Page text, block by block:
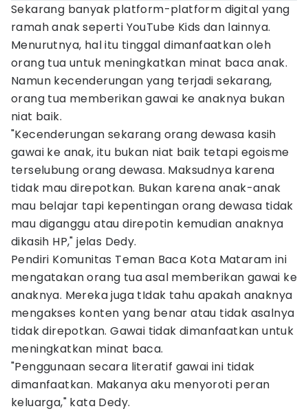
Sekarang banyak platform-platform digital yang
ramah anak seperti YouTube Kids dan lainnya.
Menurutnya, hal itu tinggal dimanfaatkan oleh
orang tua untuk meningkatkan minat baca anak.
Namun kecenderungan yang terjadi sekarang,
orang tua memberikan gawai ke anaknya bukan
niat baik.
"Kecenderungan sekarang orang dewasa kasih
gawai ke anak, itu bukan niat baik tetapi egoisme
terselubung orang dewasa. Maksudnya karena
tidak mau direpotkan. Bukan karena anak-anak
mau belajar tapi kepentingan orang dewasa tidak
mau diganggu atau direpotin kemudian anaknya
dikasih HP," jelas Dedy.
Pendiri Komunitas Teman Baca Kota Mataram ini
mengatakan orang tua asal memberikan gawai ke
anaknya. Mereka juga tIdak tahu apakah anaknya
mengakses konten yang benar atau tidak asalnya
tidak direpotkan. Gawai tidak dimanfaatkan untuk
meningkatkan minat baca.
"Penggunaan secara literatif gawai ini tidak
dimanfaatkan. Makanya aku menyoroti peran
keluarga," kata Dedy.